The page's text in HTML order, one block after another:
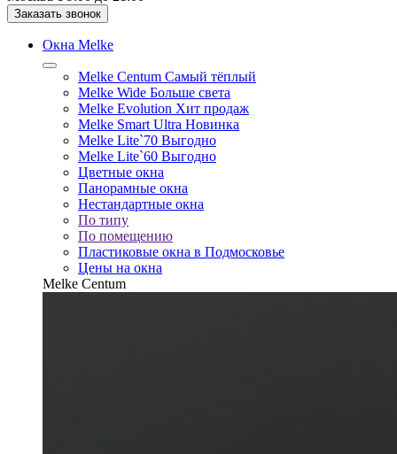
Заказать звонок
Окна Melke
Melke Centum Самый тёплый
Melke Wide Больше света
Melke Evolution Хит продаж
Melke Smart Ultra Новинка
Melke Lite`70 Выгодно
Melke Lite`60 Выгодно
Цветные окна
Панорамные окна
Нестандартные окна
По типу
По помещению
Пластиковые окна в Подмосковье
Цены на окна
Melke Centum